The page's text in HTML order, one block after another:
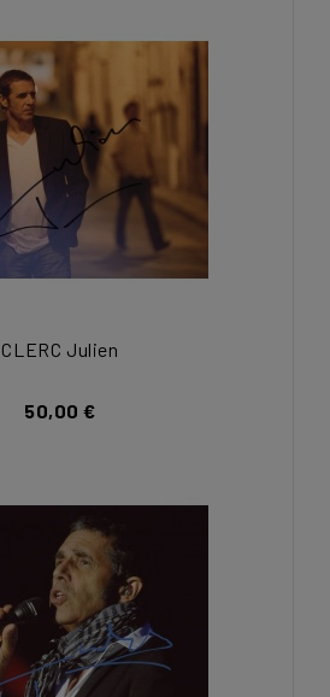
CLERC Julien
50,00 €